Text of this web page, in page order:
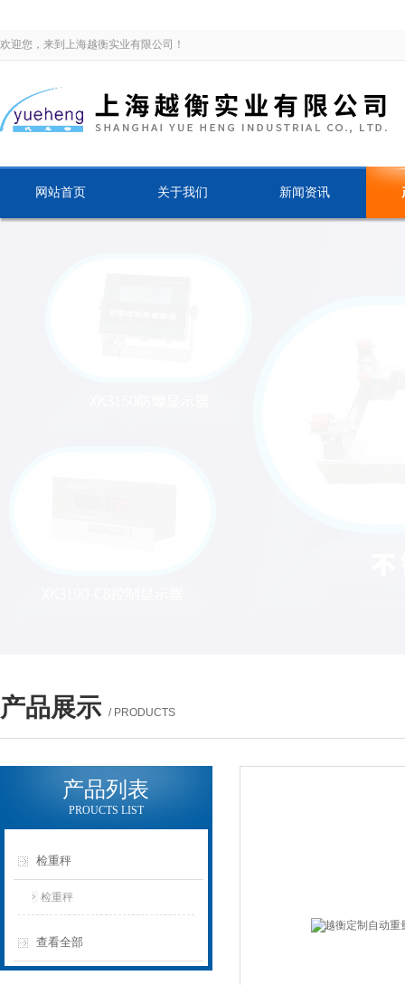
欢迎您，来到上海越衡实业有限公司！
网站首页 关于我们 新闻资讯
产品展示 / PRODUCTS
产品列表
PROUCTS LIST
检重秤
检重秤
查看全部